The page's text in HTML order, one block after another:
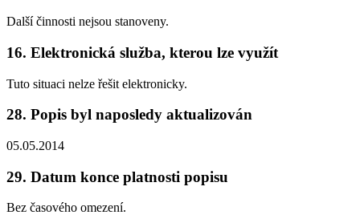
Další činnosti nejsou stanoveny.
16. Elektronická služba, kterou lze využít
Tuto situaci nelze řešit elektronicky.
28. Popis byl naposledy aktualizován
05.05.2014
29. Datum konce platnosti popisu
Bez časového omezení.